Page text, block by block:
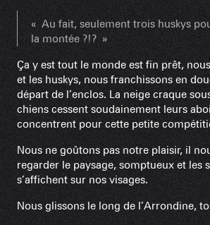
« Au fait, seulement trois huskys
la montée ?!? »
Ça y est tout le monde est fin prêt,
et les huskys, nous franchissons en
départ de l’enclos. La neige craque
chiens cessent soudainement leurs
concentrent pour cette petite
Nous ne goûtons pas notre plaisir, il
regarder le paysage, somptueux et les
s’affichent sur nos visages.
Nous glissons le long de l’Arrondine,